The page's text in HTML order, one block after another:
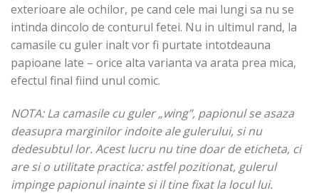
exterioare ale ochilor, pe cand cele mai lungi sa nu se
intinda dincolo de conturul fetei. Nu in ultimul rand, la
camasile cu guler inalt vor fi purtate intotdeauna
papioane late – orice alta varianta va arata prea mica,
efectul final fiind unul comic.
NOTA: La camasile cu guler „wing”, papionul se asaza
deasupra marginilor indoite ale gulerului, si nu
dedesubtul lor. Acest lucru nu tine doar de eticheta, ci
are si o utilitate practica: astfel pozitionat, gulerul
impinge papionul inainte si il tine fixat la locul lui.